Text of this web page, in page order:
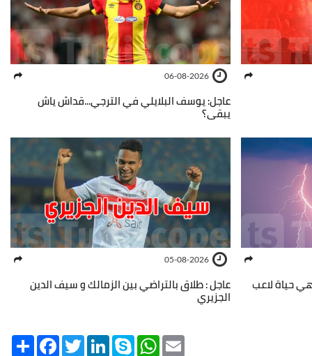
06-08-2026
عاجل: يوسف البلايلي في الترجي...قداش ياش
يبقى؟
حياة لاعب
05-08-2026
عاجل : طلاق بالتراضي بين الزمالك و سيف الدين
الجزيري
Share FacebookTwitterLinkedInSkype WhatsApp